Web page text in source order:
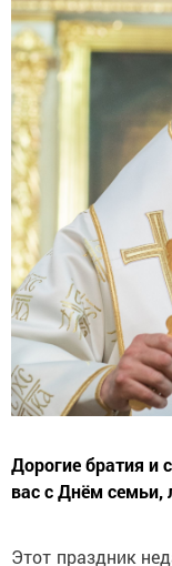
Дорогие братия и
вас с Днём семьи,
Этот праздник